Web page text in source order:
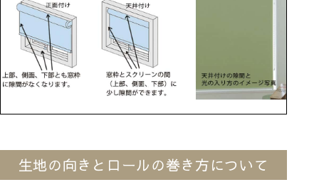
生地の向きとロールの巻き方について